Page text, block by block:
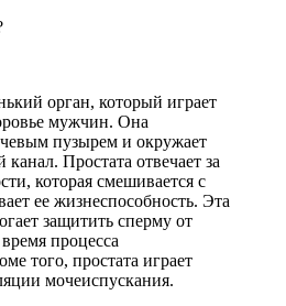
орган, который играет
мужчин. Она
пузырем и окружает
Простата отвечает за
которая смешивается с
ее жизнеспособность. Эта
защитить сперму от
процесса
того, простата играет
мочеиспускания.